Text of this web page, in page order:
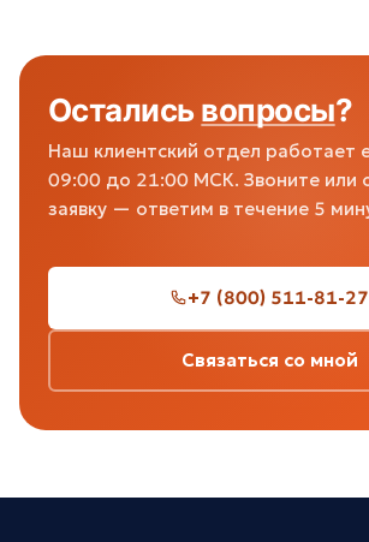
Осталисьвопросы?
Наш клиентский отдел работает
09:00 до 21:00 МСК. Звоните или
заявку — ответим в течение 5
+7 (800) 511-81-27
Связаться со мной